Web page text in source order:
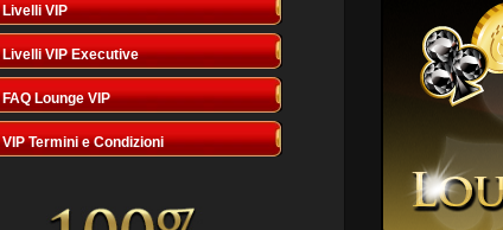
Livelli VIP
Livelli VIP Executive
FAQ Lounge VIP
VIP Termini e Condizioni